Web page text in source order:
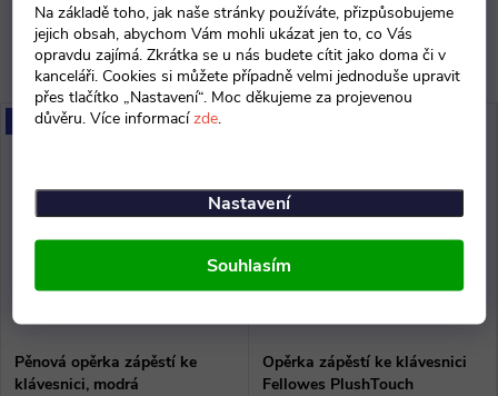
Na základě toho, jak naše stránky používáte, přizpůsobujeme
jejich obsah, abychom Vám mohli ukázat jen to, co Vás
opravdu zajímá. Zkrátka se u nás budete cítit jako doma či v
kanceláři. Cookies si můžete případně velmi jednoduše upravit
přes tlačítko „Nastavení“. Moc děkujeme za projevenou
důvěru. Více informacízde.
Nastavení
Souhlasím
Novinka
Pěnová opěrka zápěstí ke
klávesnici, modrá
Opěrka zápěstí ke klávesnici
Fellowes PlushTouch